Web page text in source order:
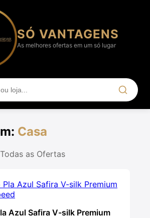
SÓ VANTAGENS
As melhores ofertas em um só lugar
Casa
as Ofertas
Azul Safira V-silk Premium